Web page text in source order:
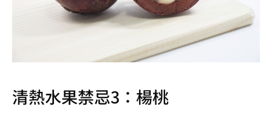
清熱水果禁忌3：楊桃